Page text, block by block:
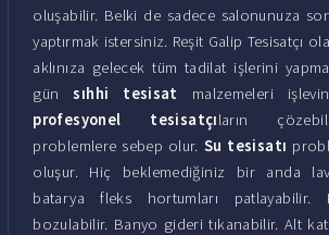
oluşabilir. Belki de sadece salonunuza
yaptırmak istersiniz. Reşit Galip Tesisatçı
aklınıza gelecek tüm tadilat işlerini
günsıhhi tesisat malzemeleri
profesyonel tesisatçıların
problemlere sebep olur. Su tesisatı
oluşur. Hiç beklemediğiniz bir anda
batarya fleks hortumları patlayabilir.
bozulabilir. Banyo gideri tıkanabilir. Alt